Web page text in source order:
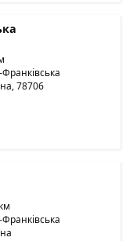
78706